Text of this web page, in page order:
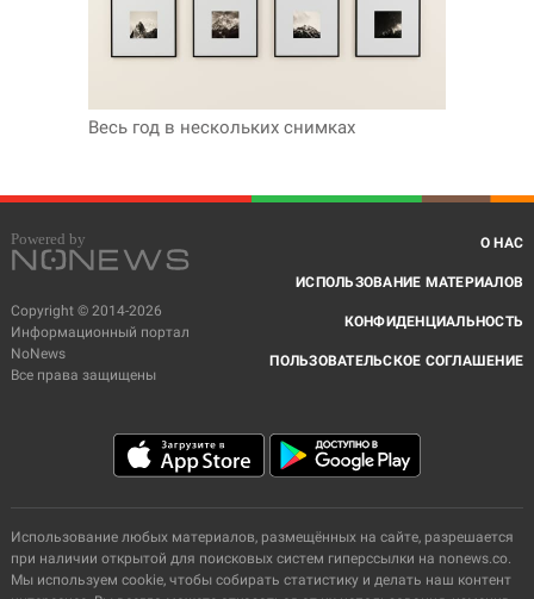
Весь год в нескольких снимках
Copyright © 2014-2026
Информационный портал
NoNews
Все права защищены
О НАС
ИСПОЛЬЗОВАНИЕ МАТЕРИАЛОВ
КОНФИДЕНЦИАЛЬНОСТЬ
ПОЛЬЗОВАТЕЛЬСКОЕ СОГЛАШЕНИЕ
Использование любых материалов, размещённых на сайте, разрешается
при наличии открытой для поисковых систем гиперссылки на nonews.co.
Мы используем cookie, чтобы собирать статистику и делать наш контент